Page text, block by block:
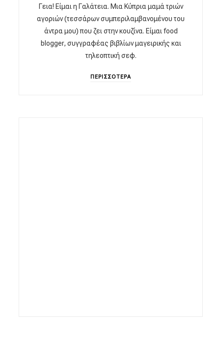
Γεια! Είμαι η Γαλάτεια. Μια Κύπρια μαμά τριών
αγοριών (τεσσάρων συμπεριλαμβανομένου του
άντρα μου) που ζει στην κουζίνα. Είμαι food
blogger, συγγραφέας βιβλίων μαγειρικής και
τηλεοπτική σεφ.
ΠΕΡΙΣΣΟΤΕΡΑ